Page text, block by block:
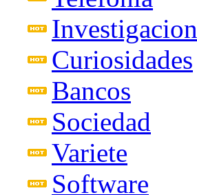
Investigacion
Curiosidades
Bancos
Sociedad
Variete
Software